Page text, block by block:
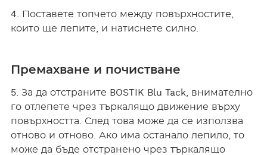
4. Поставете топчето между повърхностите,
които ще лепите, и натиснете силно.
Премахване и почистване
5. За да отстраните BOSTIK Blu Tack, внимателно
го отлепете чрез търкалящо движение върху
повърхността. След това може да се използва
отново и отново. Ако има останало лепило, то
може да бъде отстранено чрез търкалящо